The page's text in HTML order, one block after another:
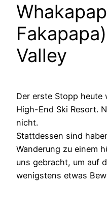
Valley
Der erste Stopp heute
High-End Ski Resort.
nicht.
Stattdessen sind
Wanderung zu einem
uns gebracht, um auf
wenigstens etwas